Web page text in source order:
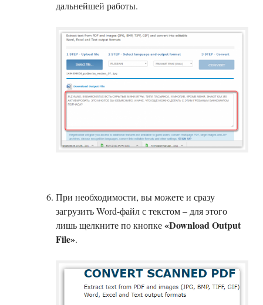
дальнейшей работы.
При необходимости, вы можете и сразу
загрузить Word-файл с текстом – для этого
лишь щелкните по кнопке«Download Output
File».